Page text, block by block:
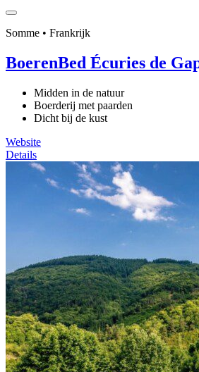
Somme • Frankrijk
BoerenBed Écuries de
Midden in de natuur
Boerderij met paarden
Dicht bij de kust
Website
Details